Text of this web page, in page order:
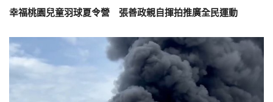
幸福桃園兒童羽球夏令營 張善政親自揮拍推廣全民運動